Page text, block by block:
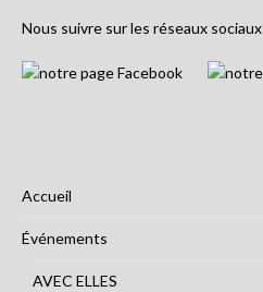
Nous suivre sur les réseaux sociaux
Accueil
Événements
AVEC ELLES